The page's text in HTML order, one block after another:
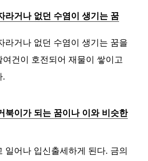
라거나 없던 수염이 생기는 꿈
라거나 없던 수염이 생기는 꿈을
건이 호전되어 재물이 쌓이고
.
북이가 되는 꿈이나 이와 비슷한
일어나 입신출세하게 된다. 금의